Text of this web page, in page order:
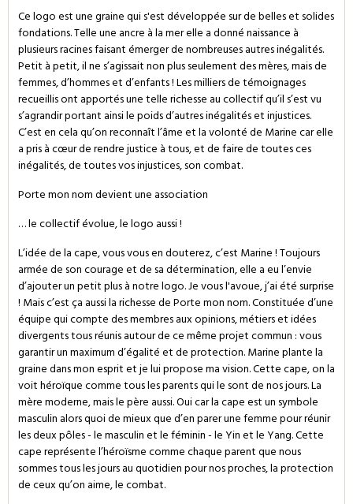
Ce logo est une graine qui s'est développée sur de belles et solides
fondations. Telle une ancre à la mer elle a donné naissance à
plusieurs racines faisant émerger de nombreuses autres inégalités.
Petit à petit, il ne s’agissait non plus seulement des mères, mais de
femmes, d’hommes et d’enfants ! Les milliers de témoignages
recueillis ont apportés une telle richesse au collectif qu’il s’est vu
s’agrandir portant ainsi le poids d’autres inégalités et injustices.
C’est en cela qu’on reconnaît l’âme et la volonté de Marine car elle
a pris à cœur de rendre justice à tous, et de faire de toutes ces
inégalités, de toutes vos injustices, son combat.
Porte mon nom devient une association
… le collectif évolue, le logo aussi !
L’idée de la cape, vous vous en douterez, c’est Marine ! Toujours
armée de son courage et de sa détermination, elle a eu l’envie
d’ajouter un petit plus à notre logo. Je vous l'avoue, j’ai été surprise
! Mais c’est ça aussi la richesse de Porte mon nom. Constituée d’une
équipe qui compte des membres aux opinions, métiers et idées
divergents tous réunis autour de ce même projet commun : vous
garantir un maximum d’égalité et de protection. Marine plante la
graine dans mon esprit et je lui propose ma vision. Cette cape, on la
voit héroïque comme tous les parents qui le sont de nos jours. La
mère moderne, mais le père aussi. Oui car la cape est un symbole
masculin alors quoi de mieux que d’en parer une femme pour réunir
les deux pôles - le masculin et le féminin - le Yin et le Yang. Cette
cape représente l’héroïsme comme chaque parent que nous
sommes tous les jours au quotidien pour nos proches, la protection
de ceux qu’on aime, le combat.